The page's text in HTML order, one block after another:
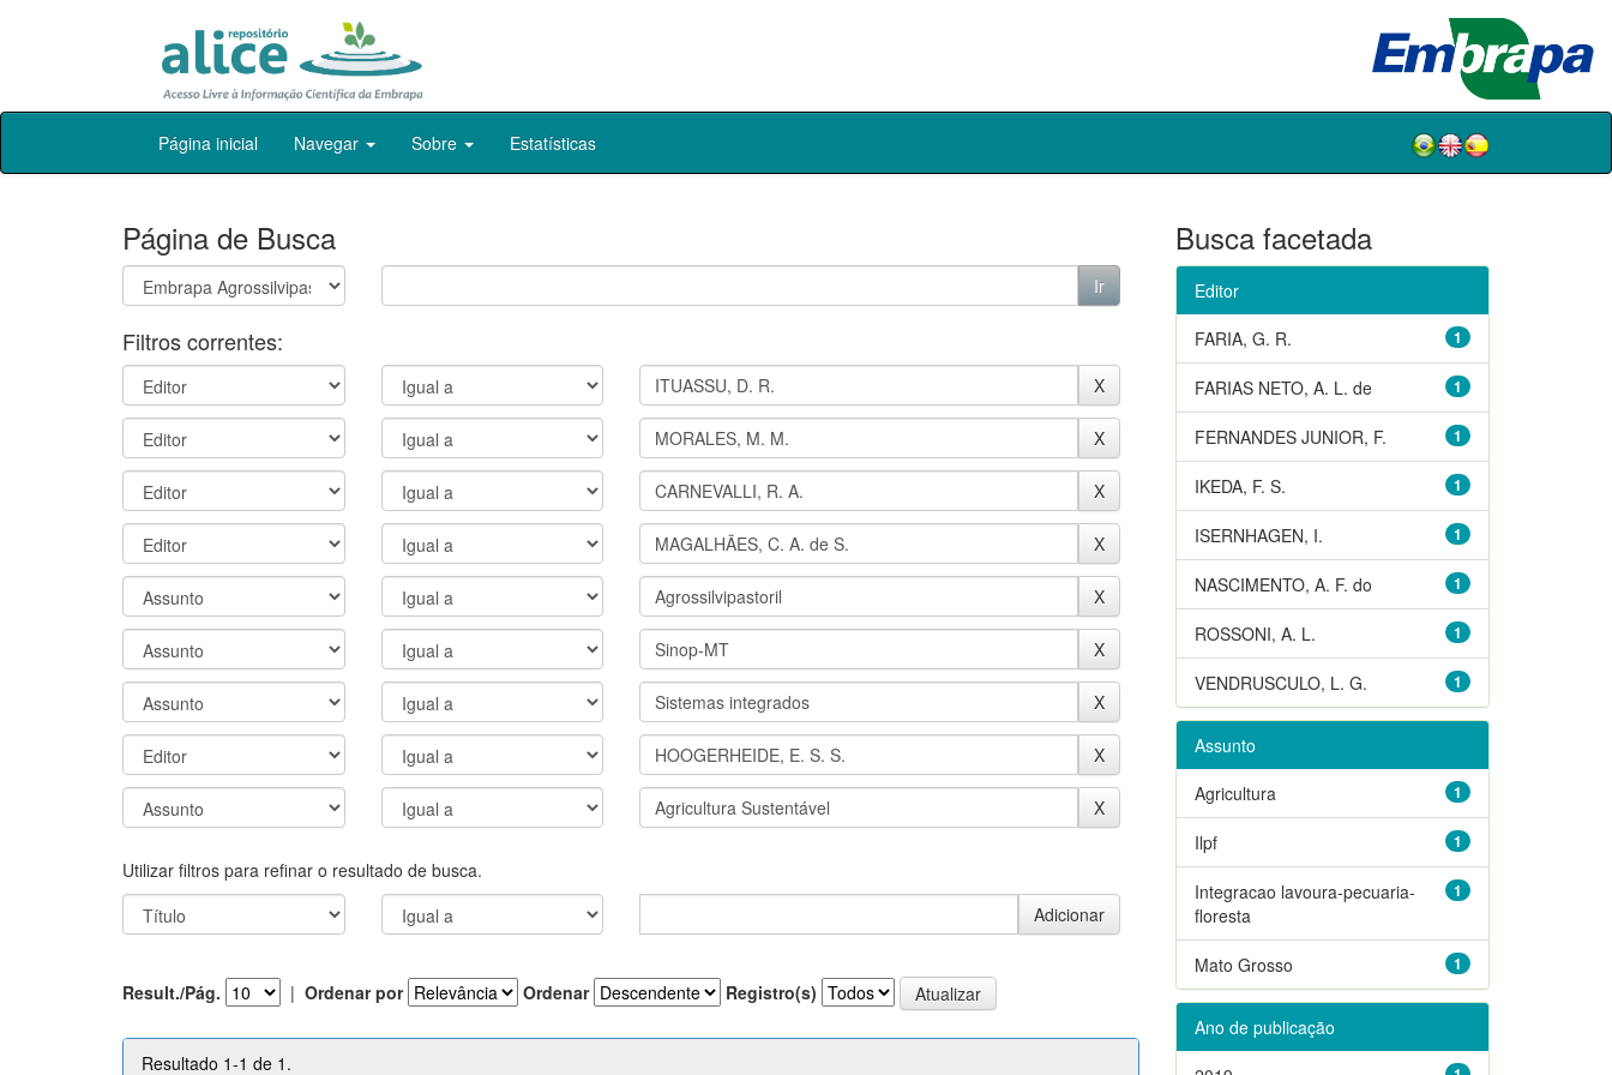
Skip
Página inicial Navegar Sobre Estatísticas
Página de Busca
Filtros correntes:
Utilizar filtros para refinar o resultado de busca.
Result./Pág. | Ordenar por Ordenar Registro(s)
Resultado 1-1 de 1.
Busca facetada
Editor
1
FARIA, G. R.
1
FARIAS NETO, A. L. de
1
FERNANDES JUNIOR, F.
1
IKEDA, F. S.
1
ISERNHAGEN, I.
1
NASCIMENTO, A. F. do
1
ROSSONI, A. L.
1
VENDRUSCULO, L. G.
Assunto
1
Agricultura
1
Ilpf
1
Integracao lavoura-pecuaria-
floresta
1
Mato Grosso
Ano de publicação